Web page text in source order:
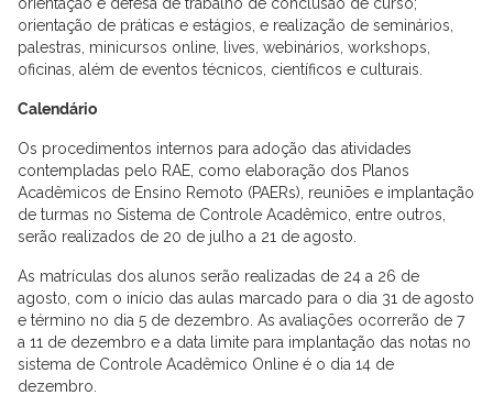
orientação de práticas e estágios, e realização de seminários,
palestras, minicursos online, lives, webinários, workshops,
oficinas, além de eventos técnicos, científicos e culturais.
Calendário
Os procedimentos internos para adoção das atividades
contempladas pelo RAE, como elaboração dos Planos
Acadêmicos de Ensino Remoto (PAERs), reuniões e implantação
de turmas no Sistema de Controle Acadêmico, entre outros,
serão realizados de 20 de julho a 21 de agosto.
As matrículas dos alunos serão realizadas de 24 a 26 de
agosto, com o início das aulas marcado para o dia 31 de agosto
e término no dia 5 de dezembro. As avaliações ocorrerão de 7
a 11 de dezembro e a data limite para implantação das notas no
sistema de Controle Acadêmico Online é o dia 14 de
dezembro.